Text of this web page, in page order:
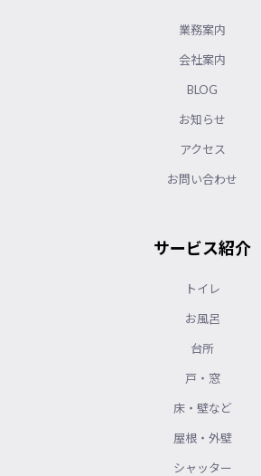
業務案内
会社案内
BLOG
お知らせ
アクセス
お問い合わせ
サービス紹介
トイレ
お風呂
台所
戸・窓
床・壁など
屋根・外壁
シャッター